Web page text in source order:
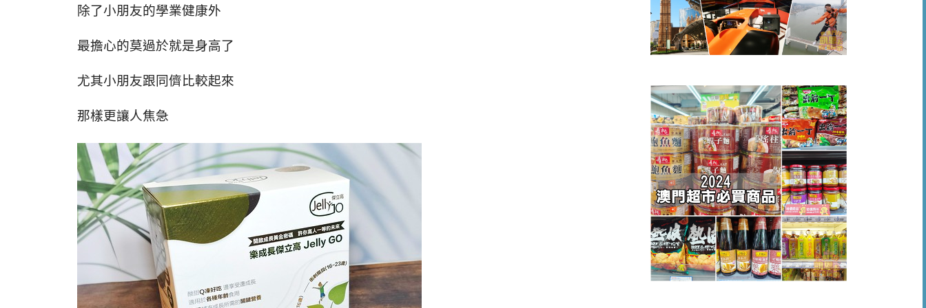
除了小朋友的學業健康外
最擔心的莫過於就是身高了
尤其小朋友跟同儕比較起來
那樣更讓人焦急